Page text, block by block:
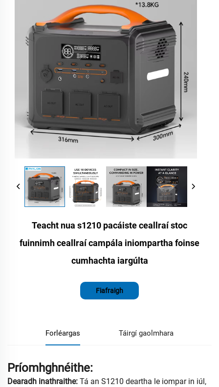
Teacht nua s1210 pacáiste ceallraí stoc
fuinnimh ceallraí campála iniompartha foinse
cumhachta iargúlta
Fiafraigh
Forléargas Táirgí gaolmhara
Príomhghnéithe:
Dearadh inathraithe: Tá an S1210 deartha le iompar in iúl,